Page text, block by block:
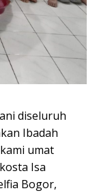
diseluruh
Ibadah
umat
Isa
Bogor,